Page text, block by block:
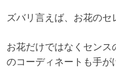
ズバリ言えば、お花のセ
お花だけではなくセンス
のコーディネートも手が